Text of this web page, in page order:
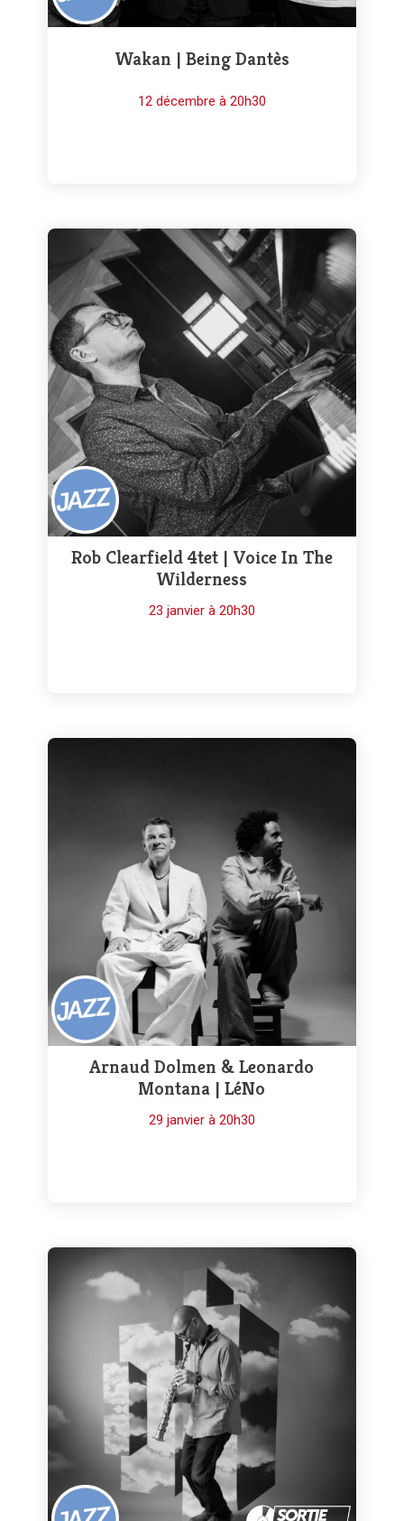
Wakan | Being Dantès
12 décembre à 20h30
Rob Clearfield 4tet | Voice In The
Wilderness
23 janvier à 20h30
Arnaud Dolmen & Leonardo
Montana | LéNo
29 janvier à 20h30